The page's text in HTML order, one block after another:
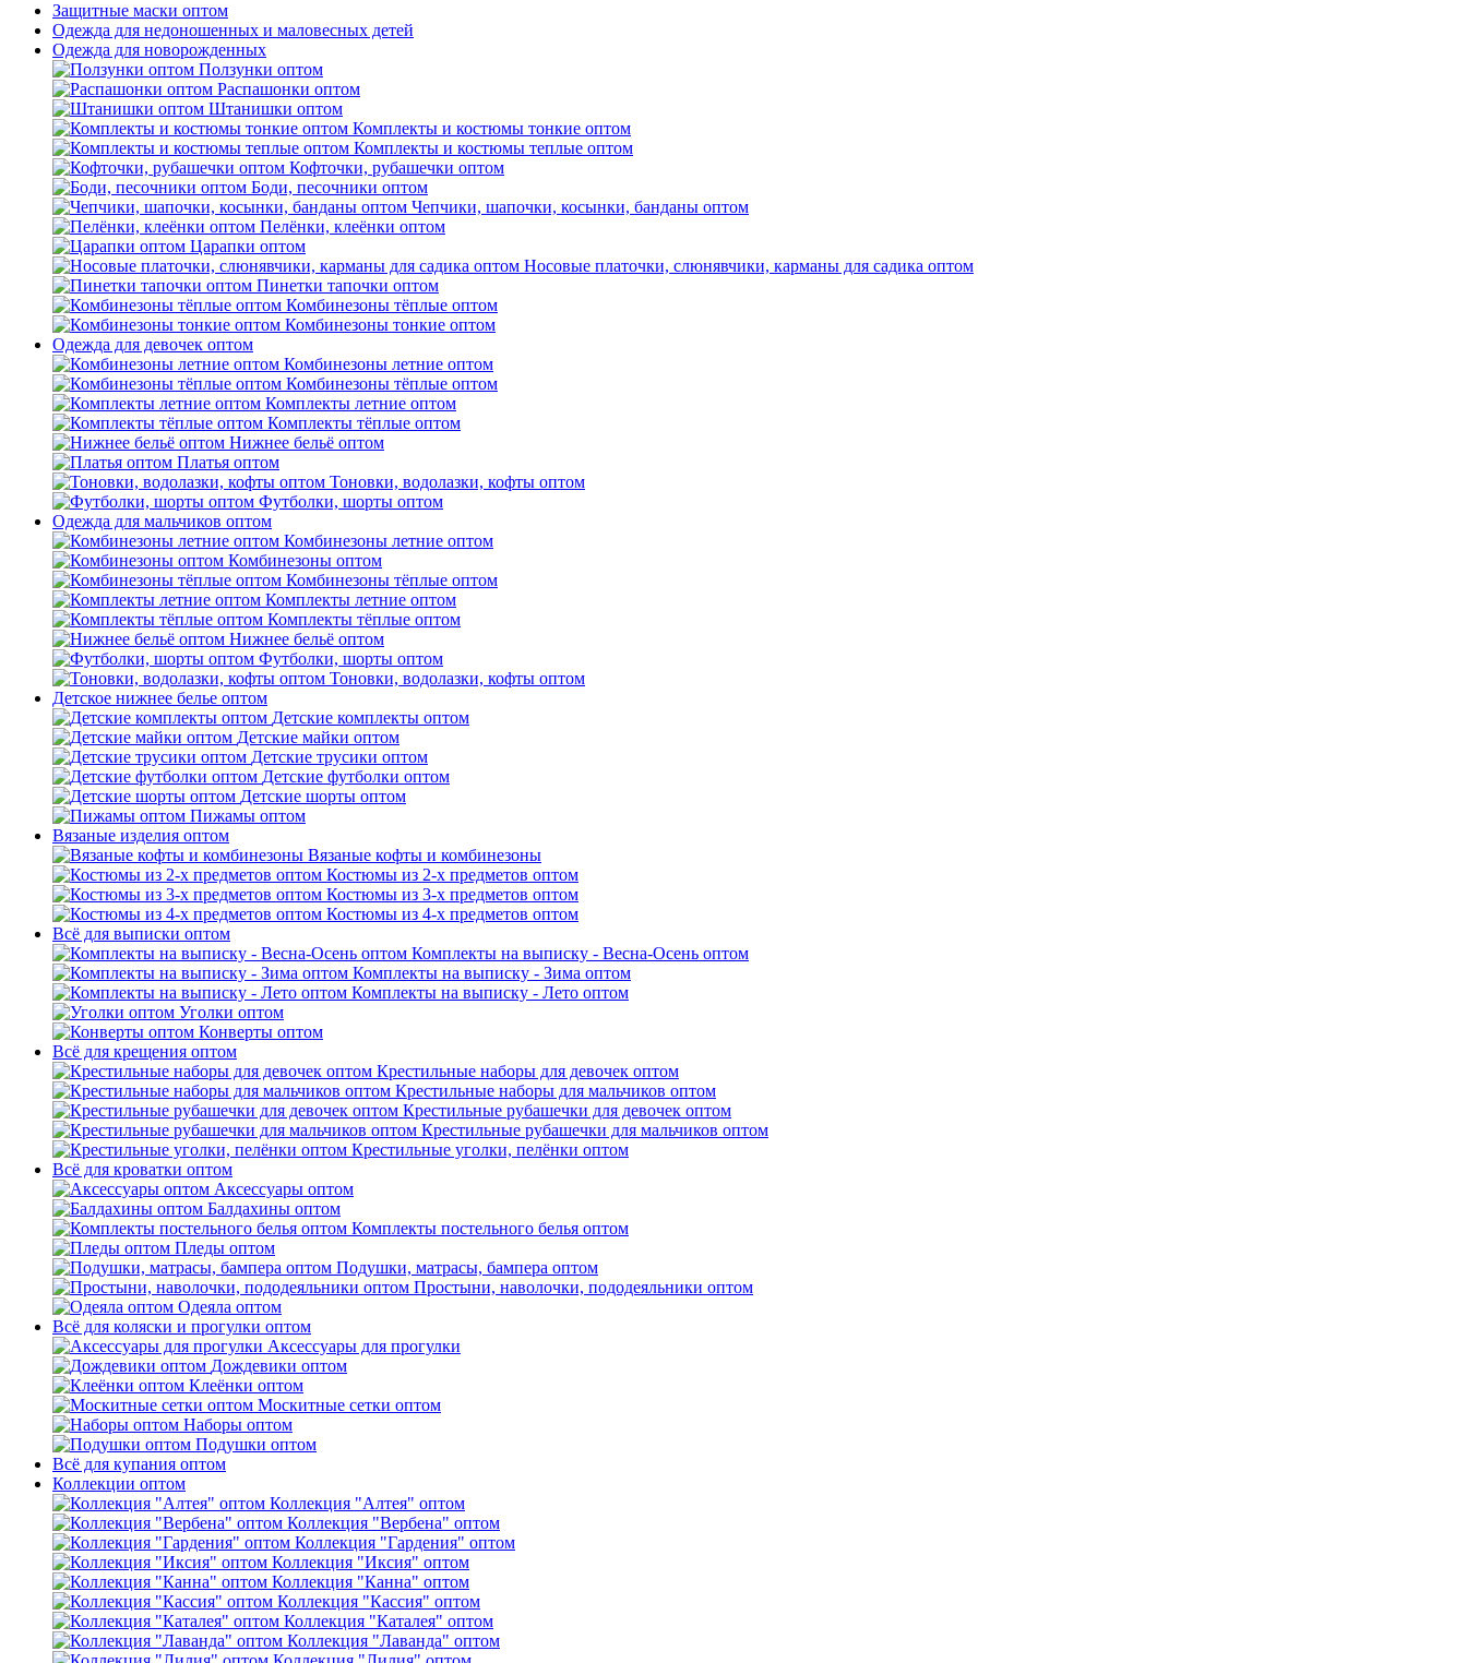
Защитные маски оптом
Одежда для недоношенных и маловесных детей
Одежда для новорожденных
Ползунки оптом
Распашонки оптом
Штанишки оптом
Комплекты и костюмы тонкие оптом
Комплекты и костюмы теплые оптом
Кофточки, рубашечки оптом
Боди, песочники оптом
Чепчики, шапочки, косынки, банданы оптом
Пелёнки, клеёнки оптом
Царапки оптом
Носовые платочки, слюнявчики, карманы для садика оптом
Пинетки тапочки оптом
Комбинезоны тёплые оптом
Комбинезоны тонкие оптом
Одежда для девочек оптом
Комбинезоны летние оптом
Комбинезоны тёплые оптом
Комплекты летние оптом
Комплекты тёплые оптом
Нижнее бельё оптом
Платья оптом
Тоновки, водолазки, кофты оптом
Футболки, шорты оптом
Одежда для мальчиков оптом
Комбинезоны летние оптом
Комбинезоны оптом
Комбинезоны тёплые оптом
Комплекты летние оптом
Комплекты тёплые оптом
Нижнее бельё оптом
Футболки, шорты оптом
Тоновки, водолазки, кофты оптом
Детское нижнее белье оптом
Детские комплекты оптом
Детские майки оптом
Детские трусики оптом
Детские футболки оптом
Детские шорты оптом
Пижамы оптом
Вязаные изделия оптом
Вязаные кофты и комбинезоны
Костюмы из 2-х предметов оптом
Костюмы из 3-х предметов оптом
Костюмы из 4-х предметов оптом
Всё для выписки оптом
Комплекты на выписку - Весна-Осень оптом
Комплекты на выписку - Зима оптом
Комплекты на выписку - Лето оптом
Уголки оптом
Конверты оптом
Всё для крещения оптом
Крестильные наборы для девочек оптом
Крестильные наборы для мальчиков оптом
Крестильные рубашечки для девочек оптом
Крестильные рубашечки для мальчиков оптом
Крестильные уголки, пелёнки оптом
Всё для кроватки оптом
Аксессуары оптом
Балдахины оптом
Комплекты постельного белья оптом
Пледы оптом
Подушки, матрасы, бампера оптом
Простыни, наволочки, пододеяльники оптом
Одеяла оптом
Всё для коляски и прогулки оптом
Аксессуары для прогулки
Дождевики оптом
Клеёнки оптом
Москитные сетки оптом
Наборы оптом
Подушки оптом
Всё для купания оптом
Коллекции оптом
Коллекция "Алтея" оптом
Коллекция "Вербена" оптом
Коллекция "Гардения" оптом
Коллекция "Иксия" оптом
Коллекция "Канна" оптом
Коллекция "Кассия" оптом
Коллекция "Каталея" оптом
Коллекция "Лаванда" оптом